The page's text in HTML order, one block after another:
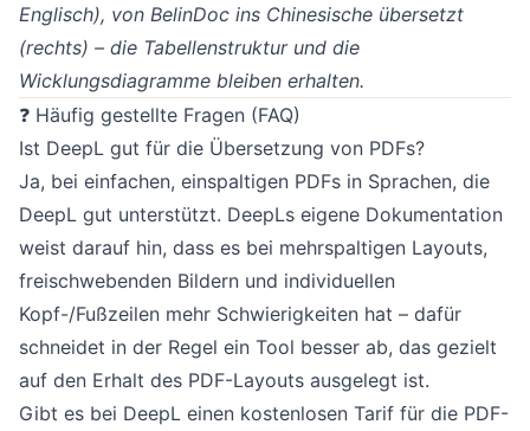
Englisch), von BelinDoc ins Chinesische übersetzt
(rechts) – die Tabellenstruktur und die
Wicklungsdiagramme bleiben erhalten.
❓ Häufig gestellte Fragen (FAQ)
Ist DeepL gut für die Übersetzung von PDFs?
Ja, bei einfachen, einspaltigen PDFs in Sprachen, die
DeepL gut unterstützt. DeepLs eigene Dokumentation
weist darauf hin, dass es bei mehrspaltigen Layouts,
freischwebenden Bildern und individuellen
Kopf-/Fußzeilen mehr Schwierigkeiten hat – dafür
schneidet in der Regel ein Tool besser ab, das gezielt
auf den Erhalt des PDF-Layouts ausgelegt ist.
Gibt es bei DeepL einen kostenlosen Tarif für die PDF-